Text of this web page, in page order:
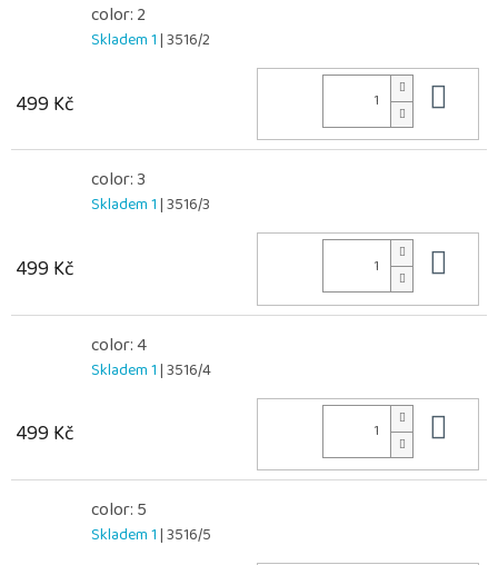
color: 2
Skladem 1| 3516/2
499 Kč
color: 3
Skladem 1| 3516/3
499 Kč
color: 4
Skladem 1| 3516/4
499 Kč
color: 5
Skladem 1| 3516/5